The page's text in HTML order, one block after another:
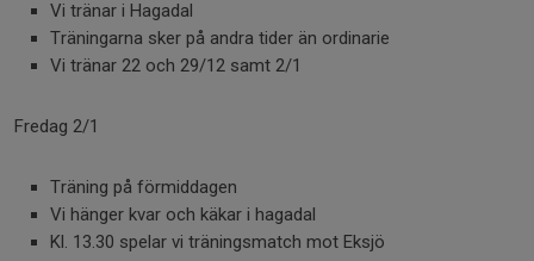
Vi tränar i Hagadal
Träningarna sker på andra tider än ordinarie
Vi tränar 22 och 29/12 samt 2/1
Fredag 2/1
Träning på förmiddagen
Vi hänger kvar och käkar i hagadal
Kl. 13.30 spelar vi träningsmatch mot Eksjö